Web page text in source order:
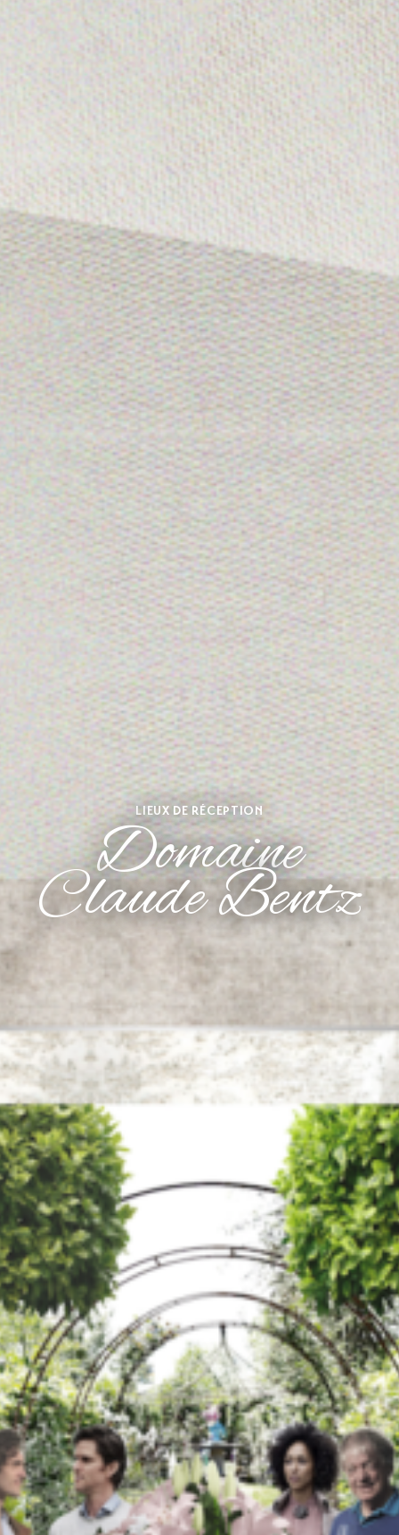
LIEUX DE RÉCEPTION
Domaine
Claude Bentz